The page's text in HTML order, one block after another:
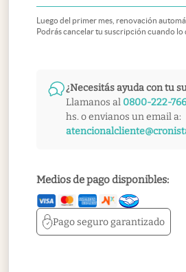
Luego del primer mes, renovación
Podrás cancelar tu suscripción cuando lo
¿Necesitás ayuda con tu
Llamanos al 0800-222-
hs. o envianos un email a:
Medios de pago disponibles:
Pago segurogarantizado